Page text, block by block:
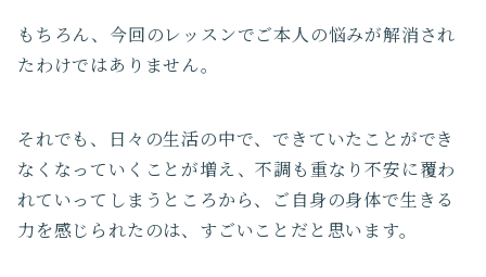
もちろん、今回のレッスンでご本人の悩みが解消され
たわけではありません。
それでも、日々の生活の中で、できていたことができ
なくなっていくことが増え、不調も重なり不安に覆わ
れていってしまうところから、ご自身の身体で生きる
力を感じられたのは、すごいことだと思います。